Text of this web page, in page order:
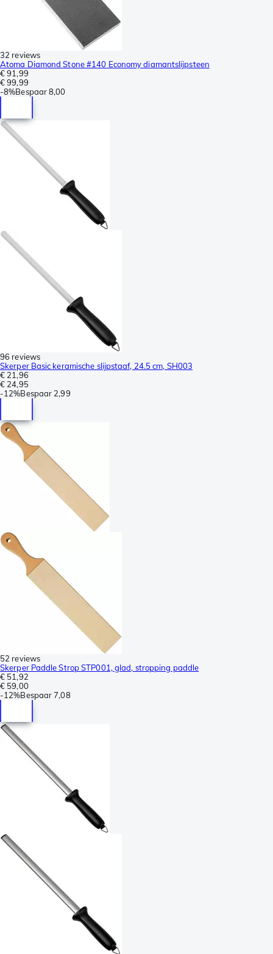
32 reviews
Atoma Diamond Stone #140 Economy diamantslijpsteen
€ 91,99
€ 99,99
-8%Bespaar8,00
96 reviews
Skerper Basic keramische slijpstaaf, 24.5 cm, SH003
€ 21,96
€ 24,95
-12%Bespaar 2,99
52 reviews
Skerper Paddle Strop STP001, glad, stropping paddle
€ 51,92
€ 59,00
-12%Bespaar 7,08